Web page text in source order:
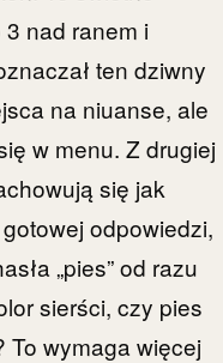
nad ranem i
ten dziwny
na niuanse, ale
w menu. Z drugiej
się jak
odpowiedzi,
„pies” od razu
sierści, czy pies
To wymaga więcej